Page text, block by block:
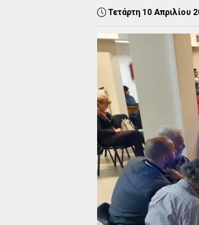
Τετάρτη 10 Απριλίου